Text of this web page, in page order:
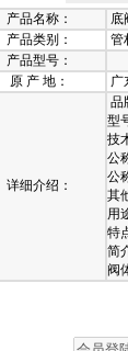
产品名称：
底
产品类别：
管
产品型号：
原 产 地：
广
详细介绍：
品
型
技
公
公
其
用
特
简
阀